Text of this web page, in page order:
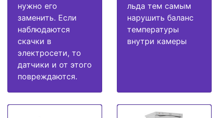
нужно его
заменить. Если
наблюдаются
скачки в
электросети, то
датчики и от этого
повреждаются.
льда тем самым
нарушить баланс
температуры
внутри камеры